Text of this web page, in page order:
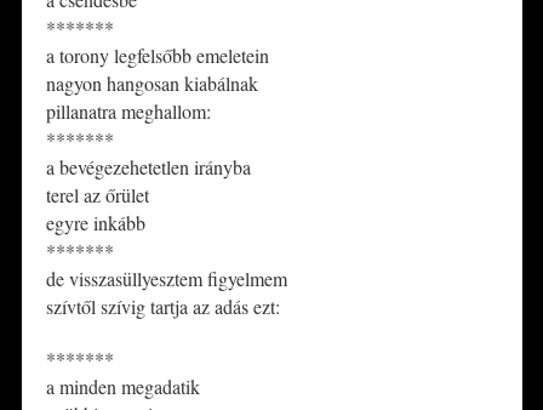
*******
a torony legfelsőbb emeletein
nagyon hangosan kiabálnak
pillanatra meghallom:
*******
a bevégezehetetlen irányba
terel az őrület
egyre inkább
*******
de visszasüllyesztem figyelmem
szívtől szívig tartja az adás ezt:
*******
a minden megadatik